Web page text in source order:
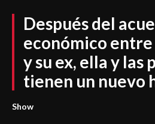
Después del
económico entre
y su ex, ella y las
tienen un nuevo
Show